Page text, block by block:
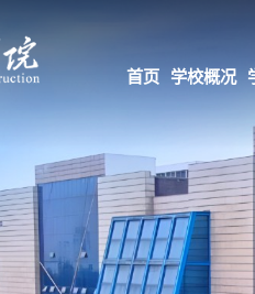
首页 学校概况